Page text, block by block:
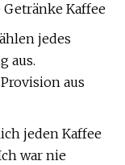
Kaffee
jedes
aus.
aus
jeden Kaffee
war nie